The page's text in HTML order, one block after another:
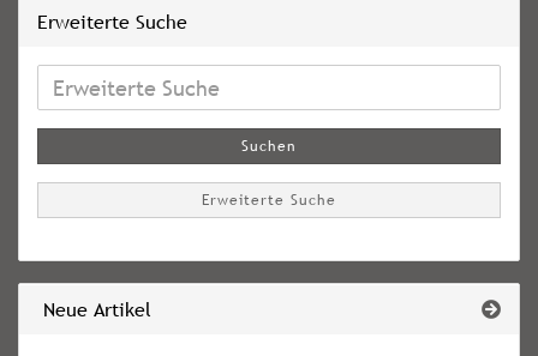
Erweiterte Suche
Erweiterte
Suche
Suchen
Erweiterte Suche
Neue Artikel